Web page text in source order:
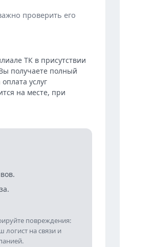
проверить его
ТК в присутствии
получаете полный
услуг
на месте, при
повреждения:
на связи и